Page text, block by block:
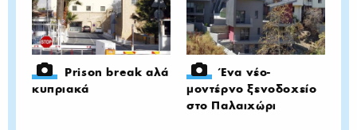
Prison break αλά
κυπριακά
Ένα νέο-
μοντέρνο ξενοδοχείο
στο Παλαιχώρι